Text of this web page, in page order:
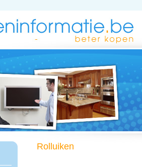
Rolluiken